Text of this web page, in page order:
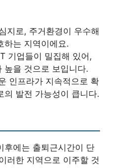
지로, 주거환경이 우수해
하는 지역이에요.
기업들이 밀집해 있어,
높을 것으로 보입니다.
인프라가 지속적으로 확
의 발전 가능성이 큽니다.
후에는 출퇴근시간이 단
러한 지역으로 이주할 것